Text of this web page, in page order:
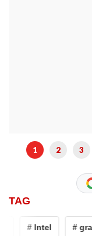
1 2 3
TAG
# Intel # grafiti